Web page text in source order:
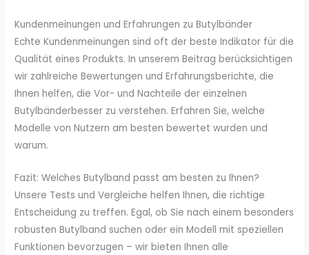
Kundenmeinungen und Erfahrungen zu Butylbänder
Echte Kundenmeinungen sind oft der beste Indikator für die
Qualität eines Produkts. In unserem Beitrag berücksichtigen
wir zahlreiche Bewertungen und Erfahrungsberichte, die
Ihnen helfen, die Vor- und Nachteile der einzelnen
Butylbänderbesser zu verstehen. Erfahren Sie, welche
Modelle von Nutzern am besten bewertet wurden und
warum.
Fazit: Welches Butylband passt am besten zu Ihnen?
Unsere Tests und Vergleiche helfen Ihnen, die richtige
Entscheidung zu treffen. Egal, ob Sie nach einem besonders
robusten Butylband suchen oder ein Modell mit speziellen
Funktionen bevorzugen – wir bieten Ihnen alle